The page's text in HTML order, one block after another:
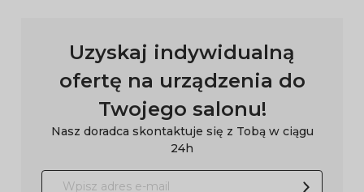
Uzyskaj indywidualną
ofertę na urządzenia do
Twojego salonu!
Nasz doradca skontaktuje się z Tobą w ciągu
24h